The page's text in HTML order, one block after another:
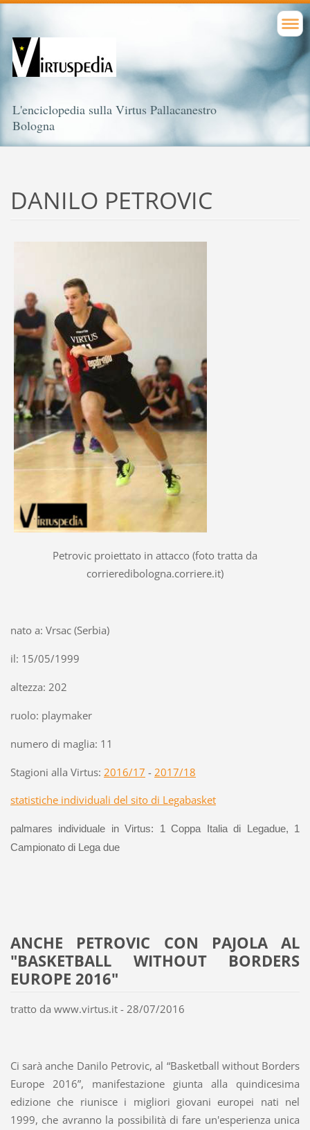
L'enciclopedia sulla Virtus Pallacanestro
Bologna
DANILO PETROVIC
Petrovic proiettato in attacco (foto tratta da
corrieredibologna.corriere.it)
nato a: Vrsac (Serbia)
il: 15/05/1999
altezza: 202
ruolo: playmaker
numero di maglia: 11
Stagioni alla Virtus: 2016/17 - 2017/18
statistiche individuali del sito di Legabasket
palmares individuale in Virtus: 1 Coppa Italia di Legadue, 1
Campionato di Lega due
ANCHE PETROVIC CON PAJOLA AL
"BASKETBALL WITHOUT BORDERS
EUROPE 2016"
tratto da www.virtus.it - 28/07/2016
Ci sarà anche Danilo Petrovic, al “Basketball without Borders
Europe 2016”, manifestazione giunta alla quindicesima
edizione che riunisce i migliori giovani europei nati nel
1999, che avranno la possibilità di fare un'esperienza unica